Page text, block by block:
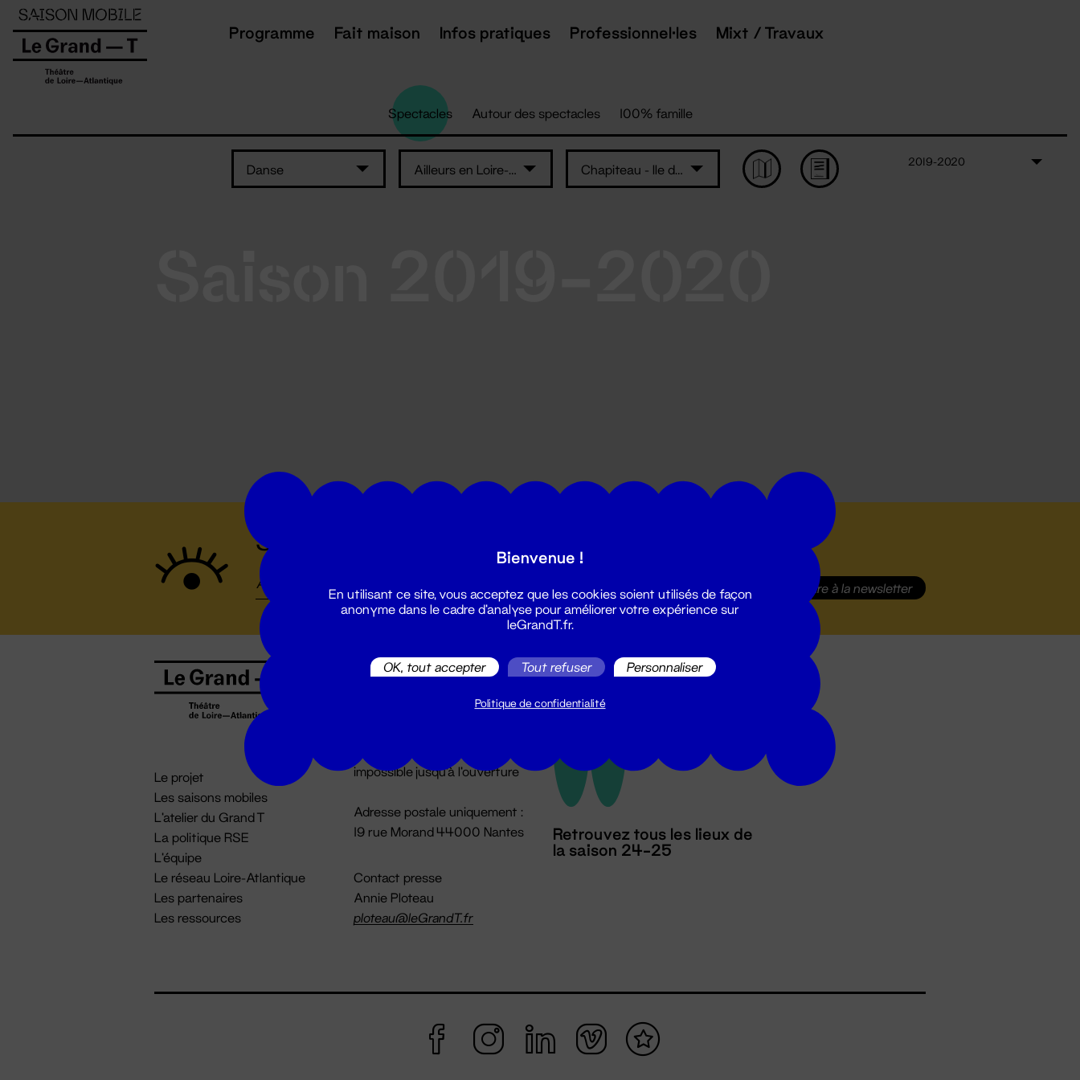
Programme Fait maison Infos pratiques Professionnel·les Mixt / Travaux
Spectacles Autour des spectacles 100% famille
Danse Ailleurs en Loire-Atlantique Chapiteau - Ile de Nantes
2019-2020
Suivez toutes les actualités du Grand T :
S'inscrire à la newsletter
Le projet
Les saisons mobiles
L'atelier du Grand T
La politique RSE
L'équipe
Le réseau Loire-Atlantique
Les partenaires
Les ressources
Billetterie
billetterie@leGrandT.fr
impossible jusqu'à l'ouverture
Adresse postale uniquement :
19 rue Morand 44000 Nantes
Contact presse
Annie Ploteau
ploteau@leGrandT.fr
Retrouvez tous les lieux de
la saison 24-25
Panneau de gestion des cookies
Bienvenue !
En utilisant ce site, vous acceptez que les cookies soient utilisés de façon
anonyme dans le cadre d'analyse pour améliorer votre expérience sur
leGrandT.fr.
OK, tout accepter Tout refuser Personnaliser
Politique de confidentialité